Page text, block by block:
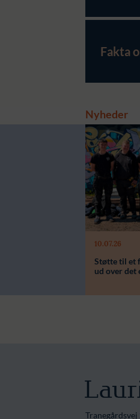
Fakta
Nyheder
10.07.26
Støtte til et
ud over
Læs mere